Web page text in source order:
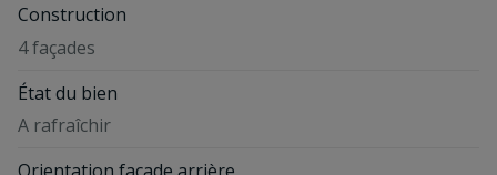
Construction
4 façades
État du bien
A rafraîchir